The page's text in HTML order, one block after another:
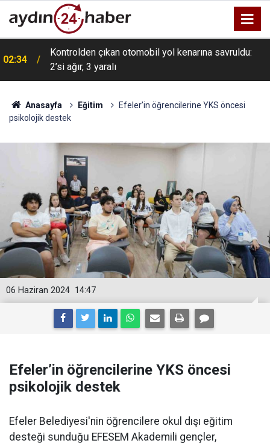
02:34
Kontrolden çıkan otomobil yol kenarına savruldu:
2’si ağır, 3 yaralı
Anasayfa Eğitim
Efeler’in öğrencilerine YKS öncesi
psikolojik destek
14:47
06 Haziran 2024
Efeler’in öğrencilerine YKS öncesi
psikolojik destek
Efeler Belediyesi'nin öğrencilere okul dışı eğitim
desteği sunduğu EFESEM Akademili gençler,